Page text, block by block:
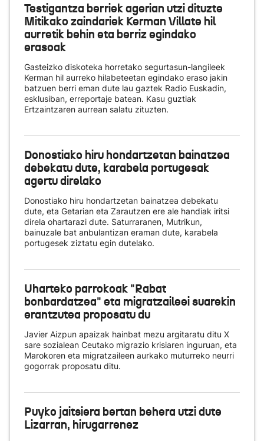
Testigantza berriek agerian utzi dituzte
Mitikako zaindariek Kerman Villate hil
aurretik behin eta berriz egindako
erasoak
Gasteizko diskoteka horretako segurtasun-langileek
Kerman hil aurreko hilabeteetan egindako eraso jakin
batzuen berri eman dute lau gaztek Radio Euskadin,
esklusiban, erreportaje batean. Kasu guztiak
Ertzaintzaren aurrean salatu zituzten.
Donostiako hiru hondartzetan bainatzea
debekatu dute, karabela portugesak
agertu direlako
Donostiako hiru hondartzetan bainatzea debekatu
dute, eta Getarian eta Zarautzen ere ale handiak iritsi
direla ohartarazi dute. Saturraranen, Mutrikun,
bainuzale bat anbulantizan eraman dute, karabela
portugesek ziztatu egin dutelako.
Uharteko parrokoak "Rabat
bonbardatzea" eta migratzaileei suarekin
erantzutea proposatu du
Javier Aizpun apaizak hainbat mezu argitaratu ditu X
sare sozialean Ceutako migrazio krisiaren inguruan, eta
Marokoren eta migratzaileen aurkako muturreko neurri
gogorrak proposatu ditu.
Puyko jaitsiera bertan behera utzi dute
Lizarran, hirugarrenez